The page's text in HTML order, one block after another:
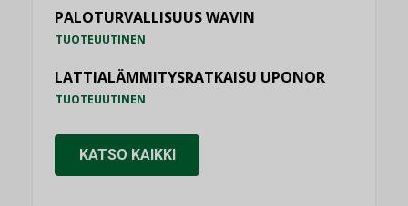
PALOTURVALLISUUS WAVIN
TUOTEUUTINEN
LATTIALÄMMITYSRATKAISU UPONOR
TUOTEUUTINEN
KATSO KAIKKI